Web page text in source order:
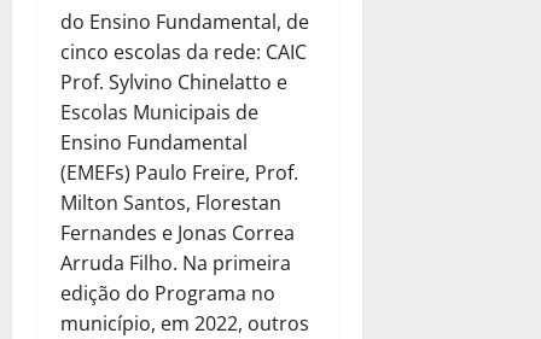
do Ensino Fundamental, de
cinco escolas da rede: CAIC
Prof. Sylvino Chinelatto e
Escolas Municipais de
Ensino Fundamental
(EMEFs) Paulo Freire, Prof.
Milton Santos, Florestan
Fernandes e Jonas Correa
Arruda Filho. Na primeira
edição do Programa no
município, em 2022, outros